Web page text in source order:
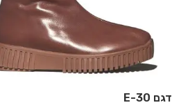
דגם E-30